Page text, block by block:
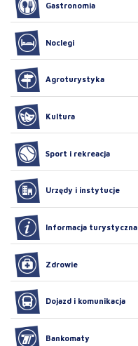
Gastronomia
Noclegi
Agroturystyka
Kultura
Sport i rekreacja
Urzędy i instytucje
Informacja turystyczna
Zdrowie
Dojazd i komunikacja
Bankomaty